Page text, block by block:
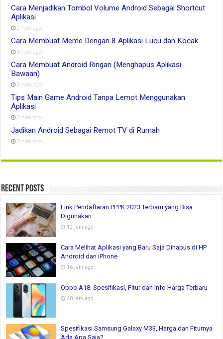
Cara Menjadikan Tombol Volume Android Sebagai Shortcut
Aplikasi
2 hari ago
Cara Membuat Meme Dengan 8 Aplikasi Lucu dan Kocak
3 hari ago
Cara Membuat Android Ringan (Menghapus Aplikasi
Bawaan)
3 hari ago
Tips Main Game Android Tanpa Lemot Menggunakan
Aplikasi
3 hari ago
Jadikan Android Sebagai Remot TV di Rumah
3 hari ago
Recent Posts
Link Pendaftaran PPPK 2023 Terbaru yang Bisa
Digunakan
12 jam ago
Cara Melihat Aplikasi yang Baru Saja Dihapus di HP
Android dan iPhone
16 jam ago
Oppo A18: Spesifikasi, Fitur dan Info Harga Terbaru
20 jam ago
Spesifikasi Samsung Galaxy M33, Harga dan Fiturnya
Ada Apa Saja?